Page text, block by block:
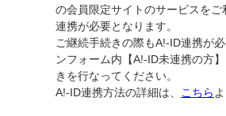
の会員限定サイトのサービスを
連携が必要となります。
ご継続手続きの際もA!-ID連携が
ンフォーム内【A!-ID未連携の方
きを行なってください。
A!-ID連携方法の詳細は、
こちら